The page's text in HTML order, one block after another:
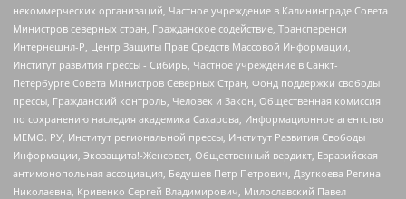
некоммерческих организаций, Частное учреждение в Калининграде Совета
Министров северных стран, Гражданское содействие, Трансперенси
Интернешнл-Р, Центр Защиты Прав Средств Массовой Информации,
Институт развития прессы - Сибирь, Частное учреждение в Санкт-
Петербурге Совета Министров Северных Стран, Фонд поддержки свободы
прессы, Гражданский контроль, Человек и Закон, Общественная комиссия
по сохранению наследия академика Сахарова, Информационное агентство
МЕМО. РУ, Институт региональной прессы, Институт Развития Свободы
Информации, Экозащита!-Женсовет, Общественный вердикт, Евразийская
антимонопольная ассоциация, Бедушев Петр Петрович, Дзугкоева Регина
Николаевна, Кривенко Сергей Владимирович, Милославский Павел